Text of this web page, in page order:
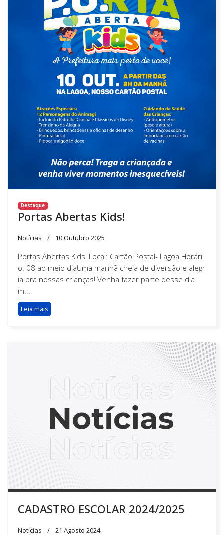
Destaque
Portas Abertas Kids!
Notícias 10 Outubro 2025
Portas Abertas Kids! Local: Cartão Postal- Lagoa Horári
o: 08 ao meio diaUma manhã cheia de diversão e alegr
ia pra nossas crianças! Venha fazer parte desse dia
m...
Leia mais
CADASTRO ESCOLAR 2024/2025
Notícias 21 Agosto 2024